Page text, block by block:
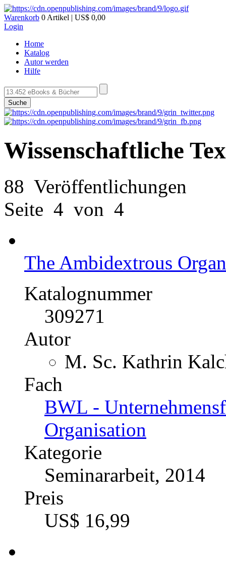
Warenkorb 0 Artikel | US$ 0,00
Login
Home
Katalog
Autor werden
Hilfe
Suche
Wissenschaftliche
88 Veröffentlichungen
Seite 4 von 4
The Ambidextrous
Katalognummer
309271
Autor
M. Sc. Kathrin
Fach
BWL -
Organisation
Kategorie
Seminararbeit, 2014
Preis
US$ 16,99